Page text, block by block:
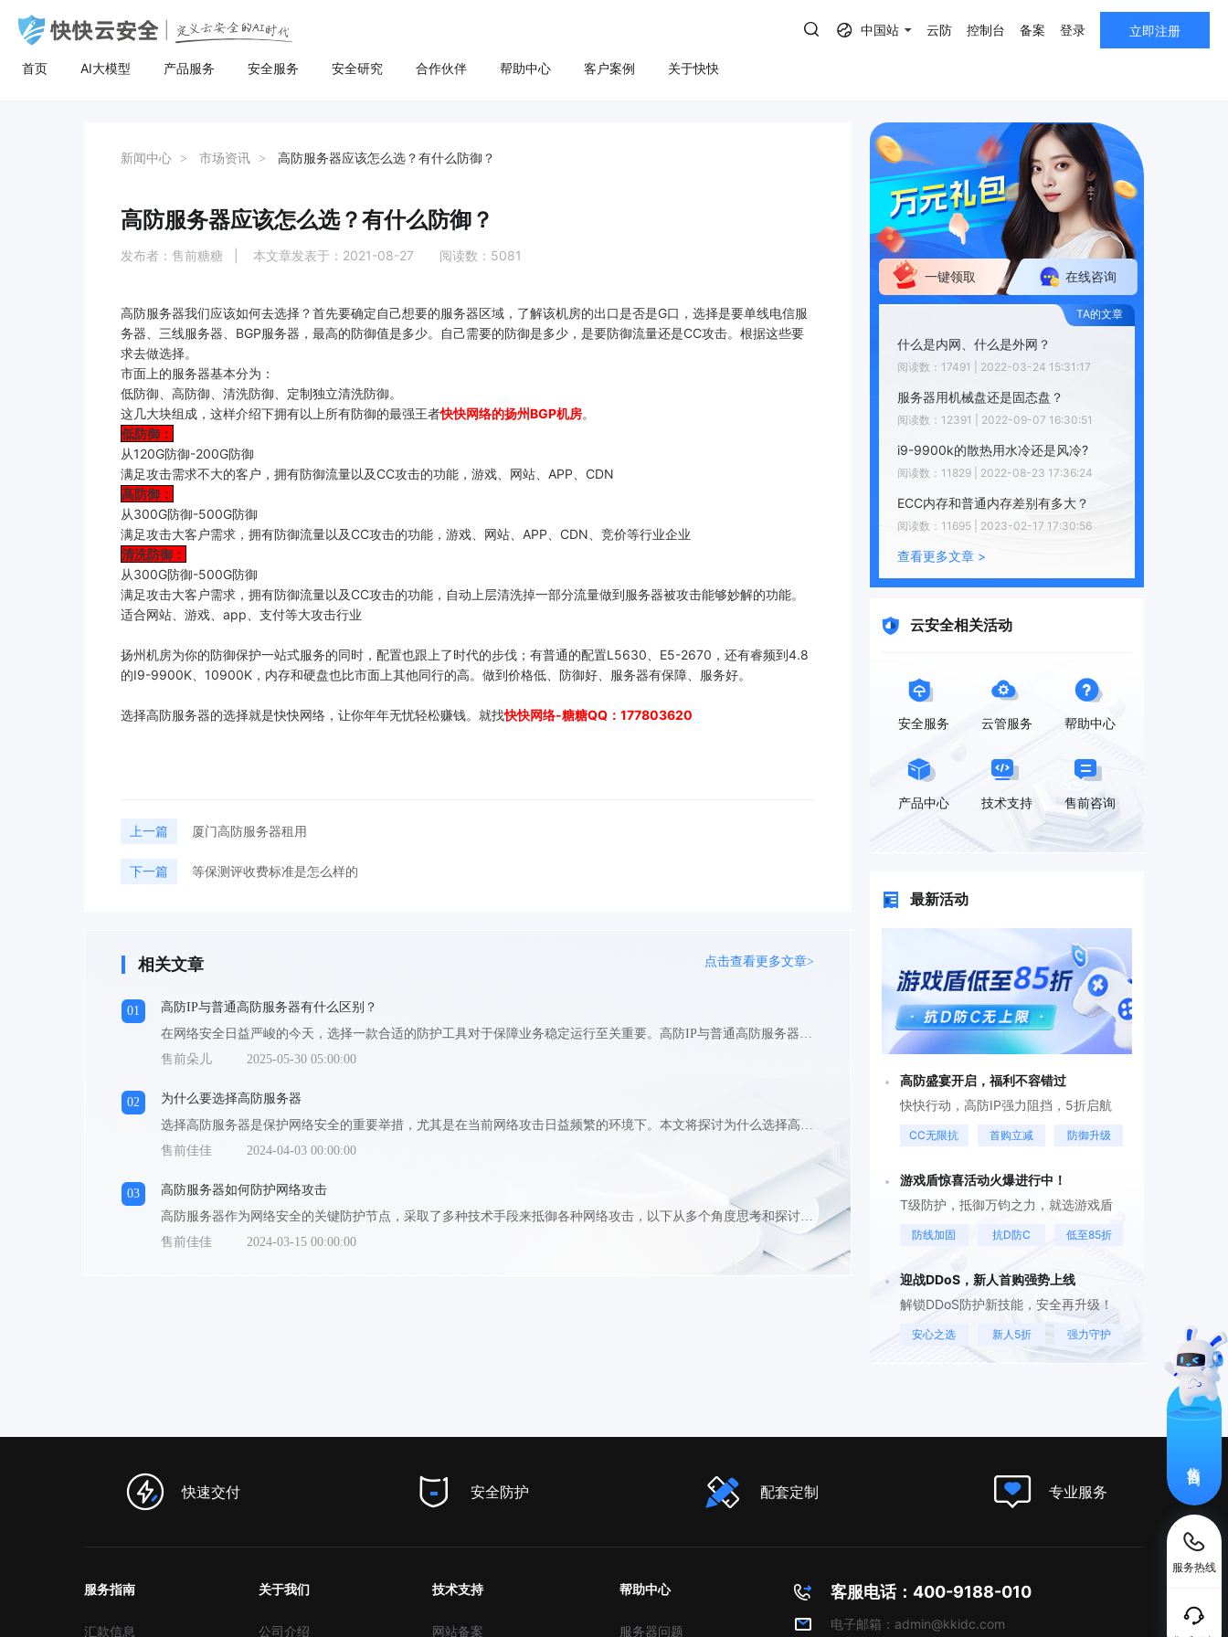
首页 AI大模型
AI模型接入服务，通过统一的标准API接
定、高性价比地灵活调用大模型，助力业
务智能升级。
产品服务
特点，需求及预算，个性化定制服务器租
需求，提供各种环境的基础架构资源，从
计算资源、存储资源网络资源到跨数据中多线服务器
大带宽服务器
安全云服务器(企业级)
华为云BGP
快快盾（PC端游戏安全） 云防火墙
安全服务
用系统中隐藏的漏洞，根据评估工具给出
员进行安全加固，防患于未然。
安全加固
代码审计
移动应用安全 云运维
安全研究 合作伙伴 帮助中心 客户案例 关于快快
以“Al+安全”为核心战略，定义云安全的Al
福州、济南、宁波等多个分公司，已服务
超过22万家客户，员工总数超500人，业
务遍及全国26个省市。
举报中心
加入我们
 中国站 云防 控制台 备案 登录 立即注册
新闻中心 市场资讯 高防服务器应该怎么选？有什么防御？
高防服务器应该怎么选？有什么防御？
发布者：售前糖糖 | 本文章发表于：2021-08-27 阅读数：5081
高防服务器我们应该如何去选择？首先要确定自己想要的服务器区域，了解该机房的出口是否是G口，选择是要单线电信服
务器、三线服务器、BGP服务器，最高的防御值是多少。自己需要的防御是多少，是要防御流量还是CC攻击。根据这些要
求去做选择。
市面上的服务器基本分为：
低防御、高防御、清洗防御、定制独立清洗防御。
这几大块组成，这样介绍下拥有以上所有防御的最强王者快快网络的扬州BGP机房。
低防御：
从120G防御-200G防御
满足攻击需求不大的客户，拥有防御流量以及CC攻击的功能，游戏、网站、APP、CDN
高防御：
从300G防御-500G防御
满足攻击大客户需求，拥有防御流量以及CC攻击的功能，游戏、网站、APP、CDN、竞价等行业企业
清洗防御：
从300G防御-500G防御
满足攻击大客户需求，拥有防御流量以及CC攻击的功能，自动上层清洗掉一部分流量做到服务器被攻击能够妙解的功能。
适合网站、游戏、app、支付等大攻击行业
扬州机房为你的防御保护一站式服务的同时，配置也跟上了时代的步伐；有普通的配置L5630、E5-2670，还有睿频到4.8
的I9-9900K、10900K，内存和硬盘也比市面上其他同行的高。做到价格低、防御好、服务器有保障、服务好。
选择高防服务器的选择就是快快网络，让你年年无忧轻松赚钱。就找快快网络-糖糖QQ：177803620
上一篇 厦门高防服务器租用
下一篇 等保测评收费标准是怎么样的
相关文章 点击查看更多文章>
01
高防IP与普通高防服务器有什么区别？
在网络安全日益严峻的今天，选择一款合适的防护工具对于保障业务稳定运行至关重要。高防IP与普通高防服务器作为两种常见的防护手段，各自具有独特的优势与适用场景。本文将深入探讨这两者之间的区别，帮助您做出更明智的选择。1、高防IP定义高防IP，顾名思义，是一种具备高级别防护能力的IP地址。它主要通过在网络层面提供防护，将恶意攻击流量引流至防护节点进行清洗和过滤，从而保护源站IP免受攻击。高防IP的优势在于其灵活性和易用性，用户无需更换服务器或进行复杂的配置，只需简单修改DNS指向即可实现防护。高防IP的防护范围主要局限于网络流量层面，对于服务器内部的操作系统或应用层防护相对有限。2、高防IP与普通高防服务器对比相比之下，普通高防服务器则是一种集成了高防御功能的物理服务器。它不仅提供常规的计算和存储服务，还内置了专业的防火墙、入侵检测系统等防护机制，能够全方位地抵御DDoS攻击、CC攻击等大规模网络威胁。高防服务器在硬件配置上也更为强劲，通常采用高性能的处理器、大容量内存和高速硬盘，以确保在高负载环境下仍能保持良好的运行状态。高防服务器还提供了丰富的管理和监控工具，方便用户实时了解服务器的运行状况和攻击情况。高防IP与普通高防服务器在防护机制、适用场景和性能方面均存在显著差异。高防IP适合那些已经有稳定服务器但需要临时防护的场景，而高防服务器则更适合需要长期防护且对计算性能有高要求的用户。在选择时，用户应根据自身业务需求和预算进行综合考虑。
售前朵儿
2025-05-30 05:00:00
02
为什么要选择高防服务器
选择高防服务器是保护网络安全的重要举措，尤其是在当前网络攻击日益频繁的环境下。本文将探讨为什么选择高防服务器的原因和优势。首先，让我们了解一下什么是高防服务器。高防服务器是一种专门针对网络攻击提供防护的服务器，其主要特点是拥有强大的防御能力和稳定的运行环境。与普通服务器相比，高防服务器通常采用先进的硬件设备和软件技术，能够有效防御各种类型的网络攻击，保障网络系统的安全稳定运行。那么，为什么要选择高防服务器呢？以下是几个常见的原因和优势：网络安全保障：高防服务器拥有强大的网络安全防护能力，能够有效防御各种类型的网络攻击，包括DDoS攻击、CC攻击、SQL注入攻击等。通过流量过滤、攻击识别和实时监测等技术手段，高防服务器可以及时发现和阻止恶意流量，保障网络系统的安全稳定运行。业务持续运行：对于许多企业和网站来说，网络安全是业务持续运行的关键。一旦遭受网络攻击，可能会导致业务中断、数据丢失、用户流失等严重后果。选择高防服务器可以有效减少网络攻击对业务的影响，确保业务的持续运行和用户的正常访问。用户体验提升：网络攻击不仅会影响业务的正常运行，还会降低用户的访问体验。长时间的访问延迟、连接超时等问题会导致用户流失和不满意度提高。选择高防服务器可以提升用户的访问体验，保障用户能够顺畅访问网站和服务，增强用户的信任度和满意度。品牌形象提升：网络安全是企业的重要形象和信誉的体现。一旦遭受网络攻击，可能会严重损害企业的品牌形象和信誉，影响企业的发展和竞争力。选择高防服务器可以体现企业对网络安全的重视和投入，提升企业的品牌形象和信誉，吸引更多用户的青睐和信赖。灵活可扩展：高防服务器通常具有灵活可扩展的特点，可以根据实际业务需求和流量规模灵活调整防护策略和资源配置。无论是小型企业还是大型网站，都可以根据自身需求选择合适的高防服务器方案，确保网络安全和业务稳定运行。选择高防服务器是保护网络安全、提升用户体验、提升品牌形象的重要举措。通过拥有强大的网络安全防护能力、保障业务持续运行、提升用户体验和品牌形象、以及具有灵活可扩展的特点，高防服务器为企业和个人用户提供了一种安全可靠的网络解决方案。在当前网络攻击日益频繁的环境下，选择高防服务器是一个明智的选择，有助于保障网络系统的
售前佳佳
2024-04-03 00:00:00
03
高防服务器如何防护网络攻击
高防服务器作为网络安全的关键防护节点，采取了多种技术手段来抵御各种网络攻击，以下从多个角度思考和探讨高防服务器如何防护网络攻击的各个方面：1. DDoS攻击防护：流量过滤： 高防服务器通过实时监测流量，识别并过滤掉异常流量，防止DDoS攻击导致的服务不可用。分布式防护： 采用分布式架构，将流量分散到多个节点进行处理，提高抵御DDoS攻击的能力。2. WAF防护：应用层防护： 高防服务器配置了Web应用防火墙（WAF），对Web应用层的攻击进行识别和拦截，包括SQL注入、XSS攻击等。定制规则： 根据不同的应用场景和需求，定制WAF规则，提高对特定攻击的识别和防护能力。3. 数据加密和隐私保护：数据加密： 高防服务器采用加密算法对数据进行加密存储和传输，保护用户数据不被窃取或篡改。隐私保护： 严格控制用户数据的访问权限，保护用户隐私不被泄露或滥用。4. 智能攻击识别与防范：行为分析： 高防服务器通过行为分析技术，识别和防范恶意行为，及时发现并应对各种网络攻击。自学习算法： 借助机器学习和自学习算法，不断优化攻击识别和防御策略，提高对未知攻击的适应能力。5. 实时监控与响应：实时监控： 高防服务器实时监控网络流量和系统运行状态，及时发现异常情况并采取相应措施。快速响应： 一旦发现网络攻击，高防服务器能够迅速响应，采取相应的防御措施，降低攻击造成的影响。6. 持续优化与升级：安全策略优化： 定期对安全策略进行优化和调整，提高防护能力和效果。软硬件升级： 及时对服务器硬件和软件进行升级和更新，弥补安全漏洞，保障系统的安全性和稳定性。高防服务器通过多种技术手段和策略，包括DDoS攻击防护、WAF防护、数据加密和隐私保护、智能攻击识别与防范、实时监控与响应、持续优化与升级等，来全面抵御各种网络攻击，保障网络安全和服务稳定。
售前佳佳
2024-03-15 00:00:00
一键领取 在线咨询
什么是内网、什么是外网？
阅读数：17491 | 2022-03-24 15:31:17
服务器用机械盘还是固态盘？
阅读数：12391 | 2022-09-07 16:30:51
i9-9900k的散热用水冷还是风冷?
阅读数：11829 | 2022-08-23 17:36:24
ECC内存和普通内存差别有多大？
阅读数：11695 | 2023-02-17 17:30:56
查看更多文章 >
云安全相关活动
安全服务 云管服务 帮助中心
产品中心 技术支持 售前咨询
最新活动
高防盛宴开启，福利不容错过
快快行动，高防IP强力阻挡，5折启航
CC无限抗 首购立减 防御升级
游戏盾惊喜活动火爆进行中！
T级防护，抵御万钧之力，就选游戏盾
防线加固 抗D防C 低至85折
迎战DDoS，新人首购强势上线
解锁DDoS防护新技能，安全再升级！
安心之选 新人5折 强力守护
服务热线
快速交付 安全防护 配套定制 专业服务
服务指南
汇款信息
关于我们
公司介绍
技术支持
网站备案
帮助中心
服务器问题
客服电话：400-9188-010
电子邮箱：admin@kkidc.com